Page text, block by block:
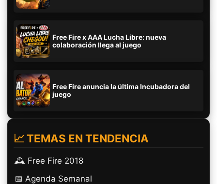
Free Fire x AAA Lucha Libre: nueva
colaboración llega al juego
Free Fire anuncia la última Incubadora del
juego
📈 TEMAS EN TENDENCIA
🕰️ Free Fire 2018
📅 Agenda Semanal